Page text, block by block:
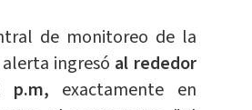
de monitoreo de la
ingresó al rededor
p.m, exactamente en